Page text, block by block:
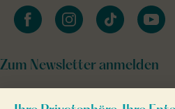
facebookinstagramtiktok youtube
Zum Newsletter anmelden